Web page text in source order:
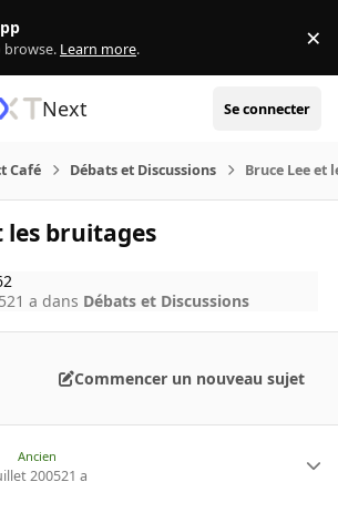
browse. Learn more. ×
Next Se connecter
Café Débats et Discussions Bruce Lee et
les bruitages
21 a dans Débats et Discussions
Commencer un nouveau sujet
Ancien
200521 a